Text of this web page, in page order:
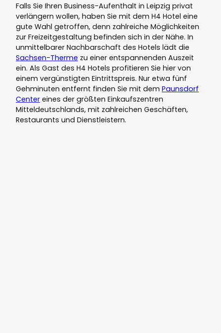
Falls Sie Ihren Business-Aufenthalt in Leipzig privat
verlängern wollen, haben Sie mit dem H4 Hotel eine
gute Wahl getroffen, denn zahlreiche Möglichkeiten
zur Freizeitgestaltung befinden sich in der Nähe. In
unmittelbarer Nachbarschaft des Hotels lädt die
Sachsen-Therme zu einer entspannenden Auszeit
ein. Als Gast des H4 Hotels profitieren Sie hier von
einem vergünstigten Eintrittspreis. Nur etwa fünf
Gehminuten entfernt finden Sie mit dem Paunsdorf
Center eines der größten Einkaufszentren
Mitteldeutschlands, mit zahlreichen Geschäften,
Restaurants und Dienstleistern.